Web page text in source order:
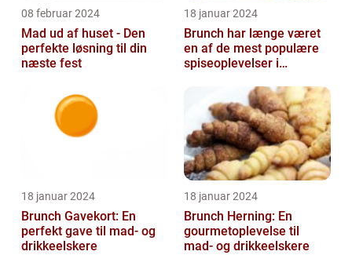
08 februar 2024
Mad ud af huset - Den
perfekte løsning til din
næste fest
18 januar 2024
Brunch har længe været
en af de mest populære
spiseoplevelser i
18 januar 2024
Brunch Gavekort: En
perfekt gave til mad- og
drikkeelskere
18 januar 2024
Brunch Herning: En
gourmetoplevelse til
mad- og drikkeelskere